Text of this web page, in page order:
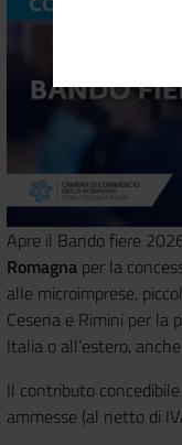
Apre il Bando fiere
Romagna per la
alle microimprese,
Cesena e Rimini per la
Italia o all’estero,
Il contributo
ammesse (al netto di